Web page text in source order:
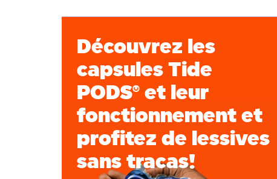
Découvrez les
capsules Tide
PODS® et leur
fonctionnement et
profitez de lessives
sans tracas!